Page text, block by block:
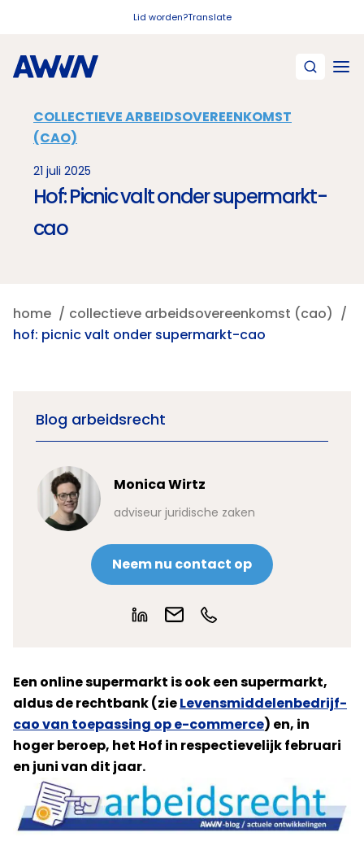
Lid worden?Translate
COLLECTIEVE ARBEIDSOVEREENKOMST
(CAO)
21 juli 2025
Hof: Picnic valt onder supermarkt-
cao
home
collectieve arbeidsovereenkomst (cao)
hof: picnic valt onder supermarkt-cao
Blog arbeidsrecht
Monica Wirtz
adviseur juridische zaken
Neem nu contact op
Een online supermarkt is ook een supermarkt,
aldus de rechtbank (zieLevensmiddelenbedrijf-
cao van toepassing op e-commerce) en, in
hoger beroep, het Hof in respectievelijk februari
en juni van dit jaar.